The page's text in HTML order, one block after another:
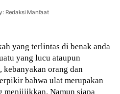
Redaksi Manfaat
yang terlintas di benak anda
yang lucu ataupun
orang dan
bahwa ulat merupakan
menjijikkan. Namun siapa